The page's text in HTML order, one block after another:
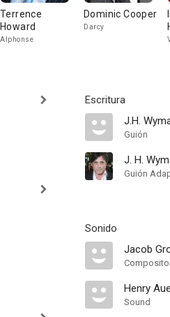
Terrence
Howard
Alphonse
Dominic Cooper
Darcy
Escritura
J.H.
Guión
J. H.
Guión
Sonido
Jacob
Henry
Sound